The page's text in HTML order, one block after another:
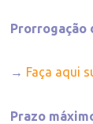
Prorrogação
→ Faça aqui
Prazo